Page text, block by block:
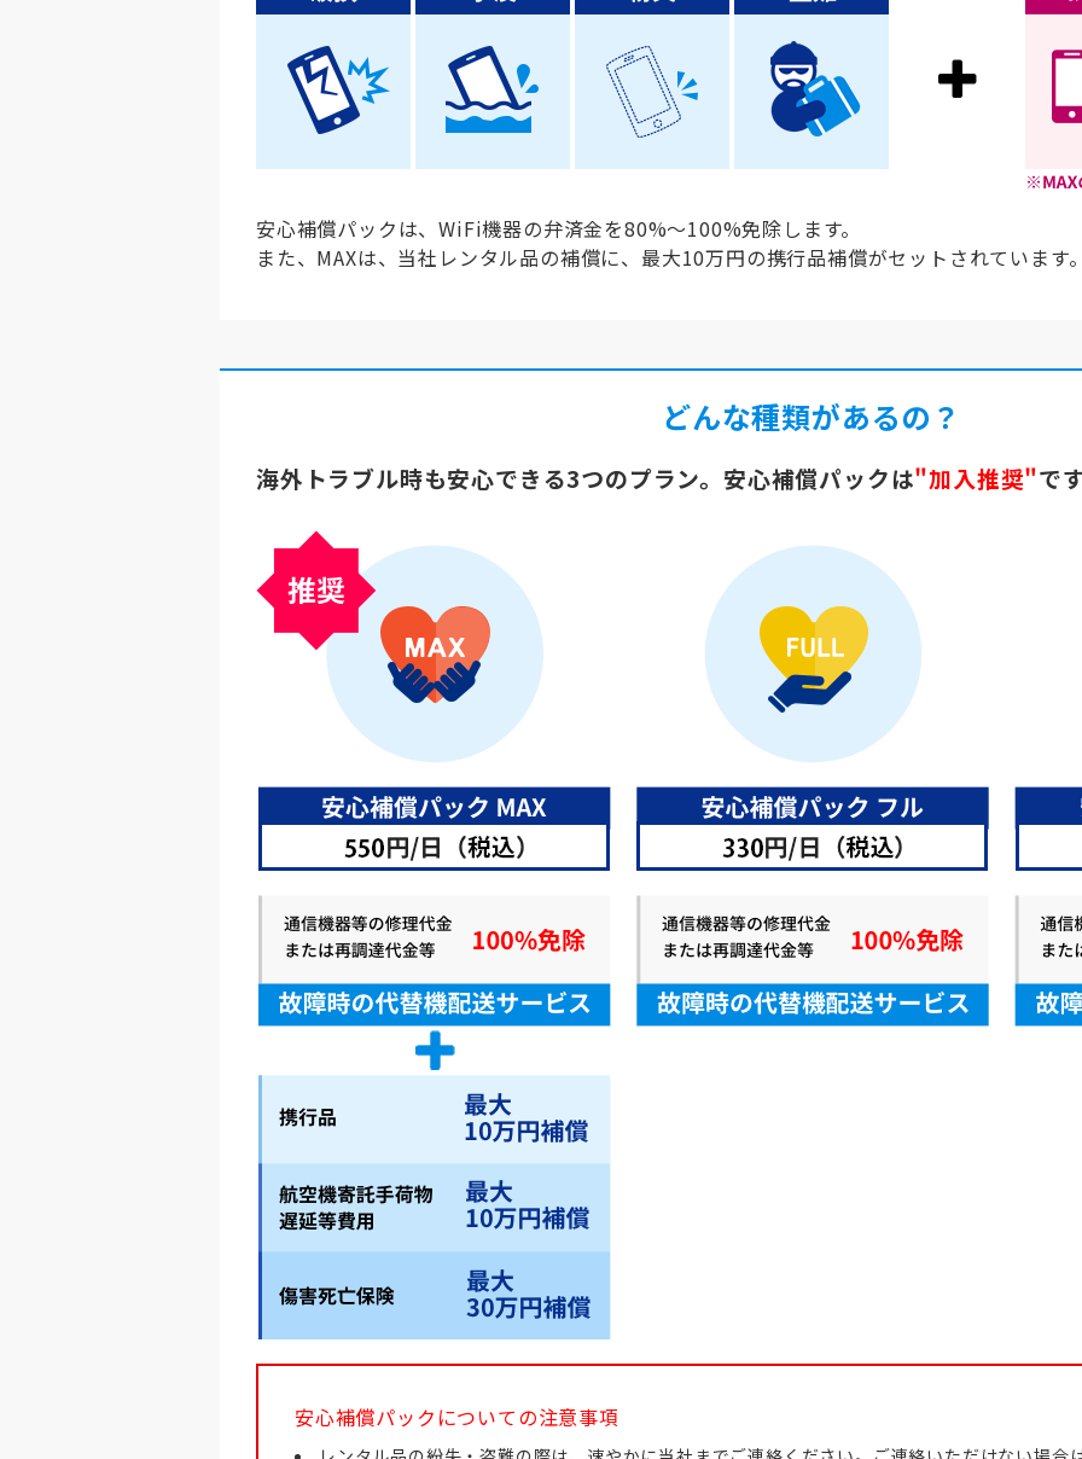
安心補償パックは、WiFi機器の弁済金を80%～100%免除します。
また、MAXは、当社レンタル品の補償に、最大10万円の携行品補償がセットされています
どんな種類があるの？
海外トラブル時も安心できる3つのプラン。安心補償パックは"加入推奨"で
安心補償パックについての注意事項